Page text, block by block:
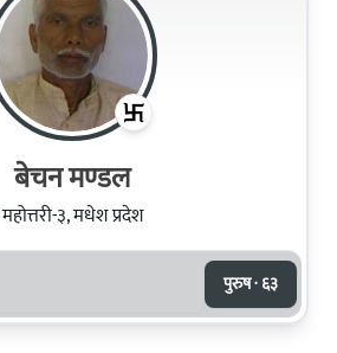
बेचन मण्‍डल
महोत्तरी-३, मधेश प्रदेश
पुरुष · ६३